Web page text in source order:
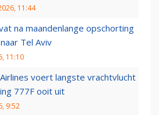
11:44
na maandenlange opschorting
Tel Aviv
11:10
voert langste vrachtvlucht
777F ooit uit
9:52